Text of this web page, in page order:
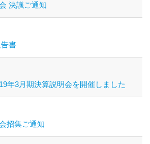
決議ご通知
書
年3月期決算説明会を開催しました
招集ご通知